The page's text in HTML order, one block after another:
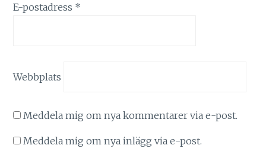
E-postadress *
Webbplats
Meddela mig om nya kommentarer via e-post.
Meddela mig om nya inlägg via e-post.